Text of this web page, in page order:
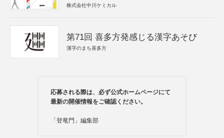
株式会社中川ケミカル
第71回 喜多方発感じる漢字あそび
漢字のまち喜多方
応募される際は、必ず公式ホームページにて
最新の開催情報をご確認ください。
「登竜門」編集部